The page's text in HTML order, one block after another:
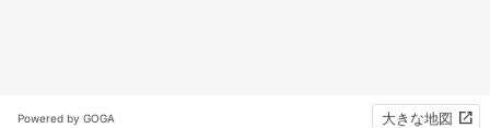
Powered by GOGA 大きな地図